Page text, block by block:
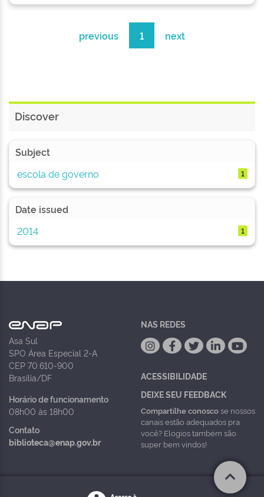
previous 1 next
Discover
Subject
escola de governo
1
Date issued
2014
1
Asa Sul
SPO Área Especial 2-A
CEP 70.610-900
Brasília/DF
Horário de funcionamento
08h00 às 18h00
Contato
biblioteca@enap.gov.br
NAS REDES
ACESSIBILIDADE
DEIXE SEU FEEDBACK
Compartilhe conoscose nossos
canais estão adequados pra
você? Elogios também são
super bem vindos!